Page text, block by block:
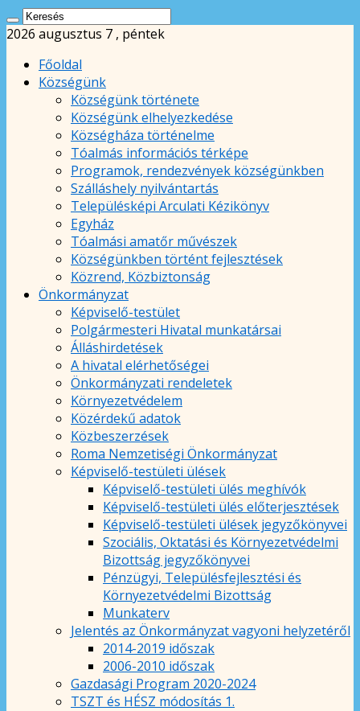
2026 augusztus 7 , péntek
Főoldal
Községünk
Községünk története
Községünk elhelyezkedése
Községháza történelme
Tóalmás információs térképe
Programok, rendezvények községünkben
Szálláshely nyilvántartás
Településképi Arculati Kézikönyv
Egyház
Tóalmási amatőr művészek
Községünkben történt fejlesztések
Közrend, Közbiztonság
Önkormányzat
Képviselő-testület
Polgármesteri Hivatal munkatársai
Álláshirdetések
A hivatal elérhetőségei
Önkormányzati rendeletek
Környezetvédelem
Közérdekű adatok
Közbeszerzések
Roma Nemzetiségi Önkormányzat
Képviselő-testületi ülések
Képviselő-testületi ülés meghívók
Képviselő-testületi ülés előterjesztések
Képviselő-testületi ülések jegyzőkönyvei
Szociális, Oktatási és Környezetvédelmi
Bizottság jegyzőkönyvei
Pénzügyi, Településfejlesztési és
Környezetvédelmi Bizottság
Munkaterv
Jelentés az Önkormányzat vagyoni helyzetéről
2014-2019 időszak
2006-2010 időszak
Gazdasági Program 2020-2024
TSZT és HÉSZ módosítás 1.